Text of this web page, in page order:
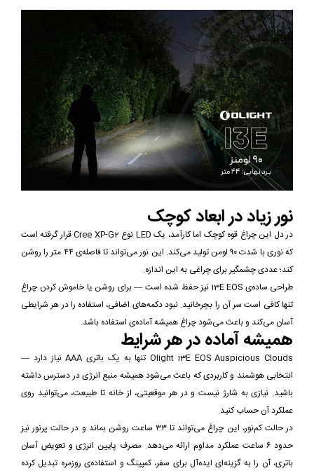
نور زیاد در ابعاد کوچک
در دل این چراغ قوه کوچک اما کارآمد، یک LED نوع Cree XP-G2 قرار گرفته است
که نوری با شدت ۹۰ لومن تولید می‌کند. این نور می‌تواند تا فاصله‌ی ۴۴ متر را روشن
کند؛ عددی چشمگیر برای چراغی به این اندازه.
طراحی ساده‌ی i3E EOS نیز حفظ شده است — برای روشن یا خاموش کردن چراغ
تنها کافی است سر آن را بچرخانید. نبود دکمه‌های اضافی، استفاده را در هر شرایطی
آسان می‌کند و باعث می‌شود چراغ همیشه آماده‌ی استفاده باشد.
همیشه آماده در هر شرایط
Olight i3E EOS Auspicious Clouds تنها به یک باتری AAA نیاز دارد —
انتخابی هوشمند و کاربردی که باعث می‌شود همیشه منبع انرژی در دسترس داشته
باشید. نیازی به شارژ نیست و در هر موقعیتی، از خانه تا طبیعت، می‌توانید روی
عملکرد آن حساب کنید.
در حالت کم‌نور، این چراغ می‌تواند تا ۳۳ ساعت روشن بماند و در حالت پرنور نیز
حدود ۶ ساعت عملکرد مداوم ارائه می‌دهد. مصرف پایین انرژی و تعویض آسان
باتری، آن را به گزینه‌ای ایده‌آل برای سفر، کمپینگ و استفاده‌ی روزمره تبدیل کرده